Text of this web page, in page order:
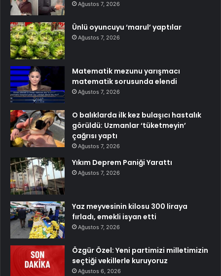
Ağustos 7, 2026
Ünlü oyuncuyu ‘marul’ yaptılar
Ağustos 7, 2026
Matematik mezunu yarışmacı
matematik sorusunda elendi
Ağustos 7, 2026
O balıklarda ilk kez bulaşıcı hastalık
görüldü: Uzmanlar ‘tüketmeyin’
çağrısı yaptı
Ağustos 7, 2026
Yıkım Deprem Paniği Yarattı
Ağustos 7, 2026
Yaz meyvesinin kilosu 300 liraya
fırladı, emekli isyan etti
Ağustos 7, 2026
Özgür Özel: Yeni partimizi milletimizin
seçtiği vekillerle kuruyoruz
Ağustos 6, 2026